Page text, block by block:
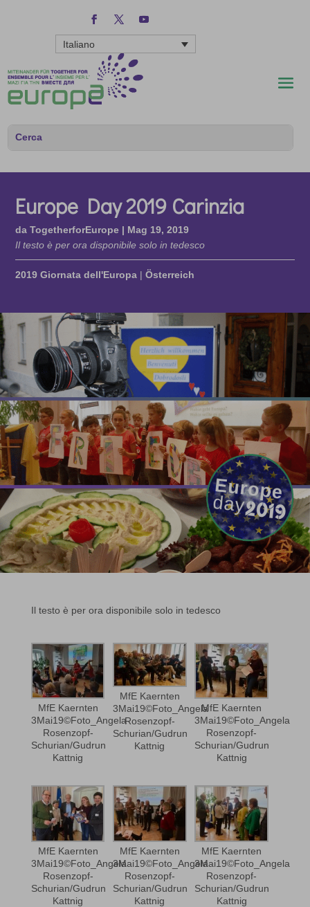
Italiano
Europe Day 2019 Carinzia
daTogetherforEurope | Mag 19, 2019
Il testo è per ora disponibile solo in tedesco
2019 Giornata dell'Europa |Österreich
Il testo è per ora disponibile solo in tedesco
MfE Kaernten
3Mai19©Foto_Angela
Rosenzopf-
Schurian/Gudrun
Kattnig
MfE Kaernten
3Mai19©Foto_Angela
Rosenzopf-
Schurian/Gudrun
Kattnig
MfE Kaernten
3Mai19©Foto_Angela
Rosenzopf-
Schurian/Gudrun
Kattnig
MfE Kaernten
3Mai19©Foto_Angela
Rosenzopf-
Schurian/Gudrun
Kattnig
MfE Kaernten
3Mai19©Foto_Angela
Rosenzopf-
Schurian/Gudrun
Kattnig
MfE Kaernten
3Mai19©Foto_Angela
Rosenzopf-
Schurian/Gudrun
Kattnig